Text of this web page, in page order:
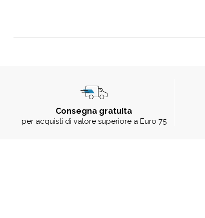
Consegna gratuita
per acquisti di valore superiore a Euro 75